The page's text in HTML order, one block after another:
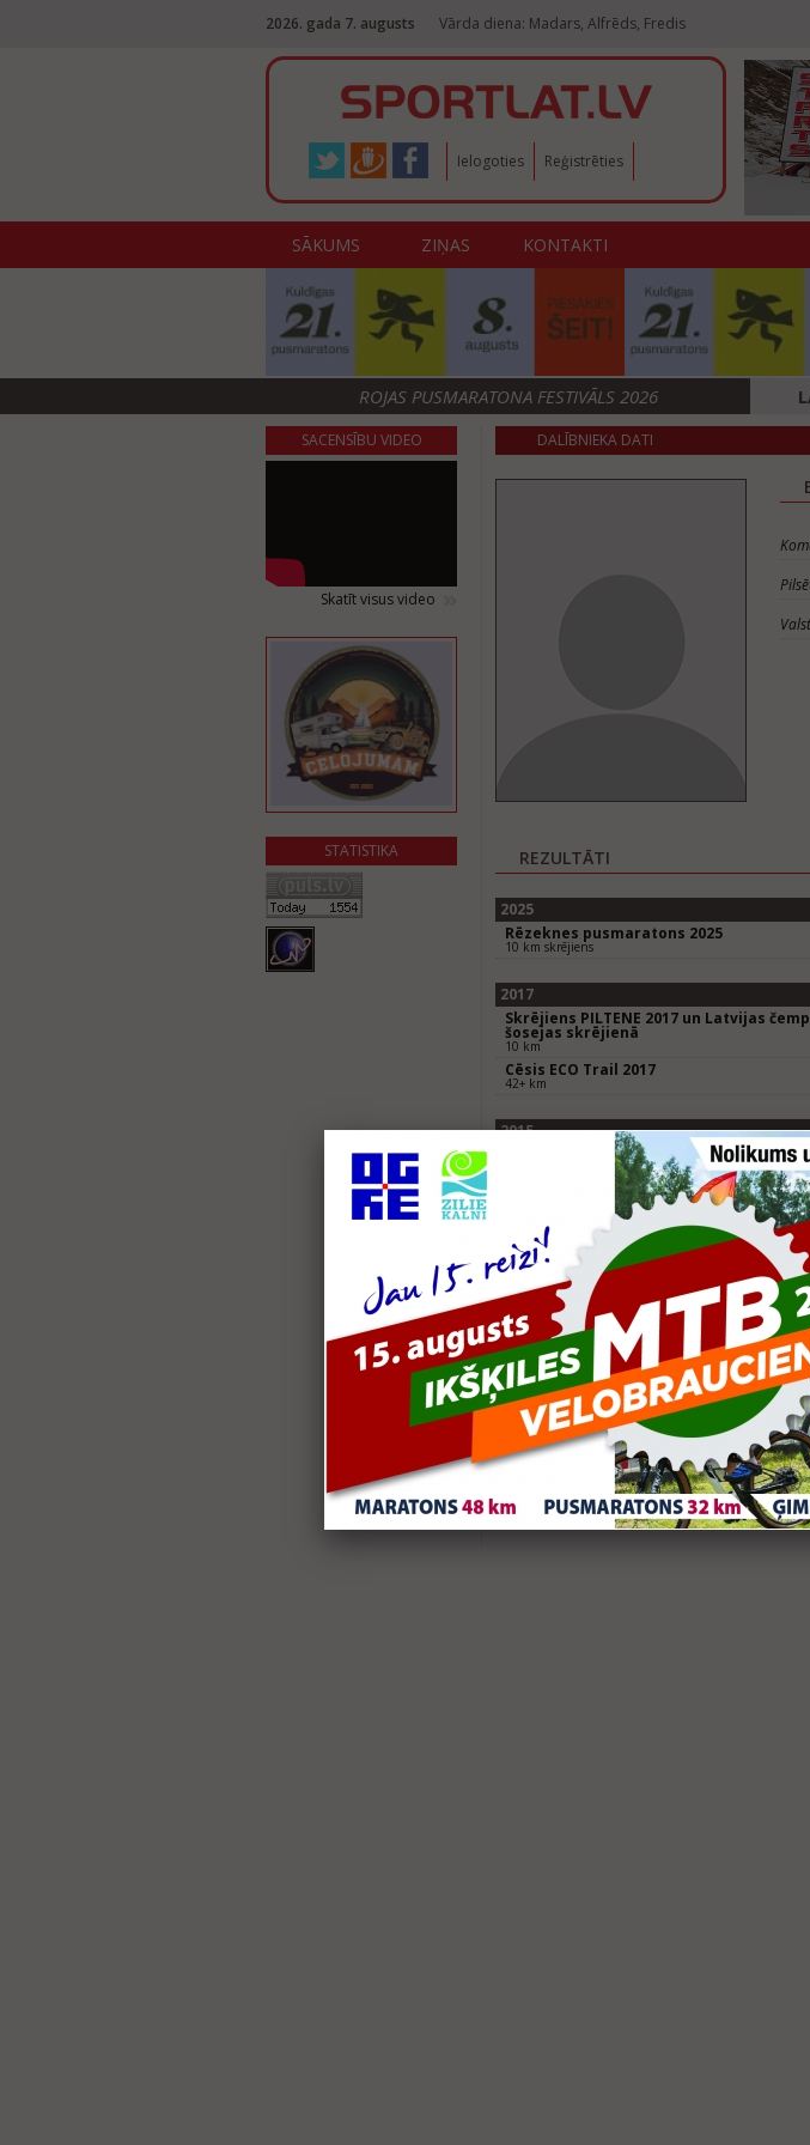
2026. gada 7. augusts Vārda diena: Madars, Alfrēds, Fredis
Ielogoties Reģistrēties
SĀKUMS ZIŅAS KONTAKTI
ROJAS PUSMARATONA FESTIVĀLS 2026
SACENSĪBU VIDEO
Skatīt visus video
STATISTIKA
DALĪBNIEKA DATI
REZULTĀTI
2025
Rēzeknes pusmaratons 2025
10 km skrējiens
2017
Skrējiens PILTENE 2017 un Latvijas
šosejas skrējienā
10 km
Cēsis ECO Trail 2017
42+ km
2015
Biķernieku pusmaratons
Biķernieku Pusmaratons, 21,0975 km
Rēzeknes pusmaratons
Rēzeknes Pusmaratons, 21,0975 km
2014
Kuldīgas pusmaratons
Pusmaratons 21,0975 km
2013
Kuldīgas pusmaratons (LČ 1/2
Pusmaratons 21,0975 km
Rēzeknes pusmaratons
Pusmaratons 21,0975 km
2012
Liepājas Pusmaratons
Pusmaratons 21,097 km